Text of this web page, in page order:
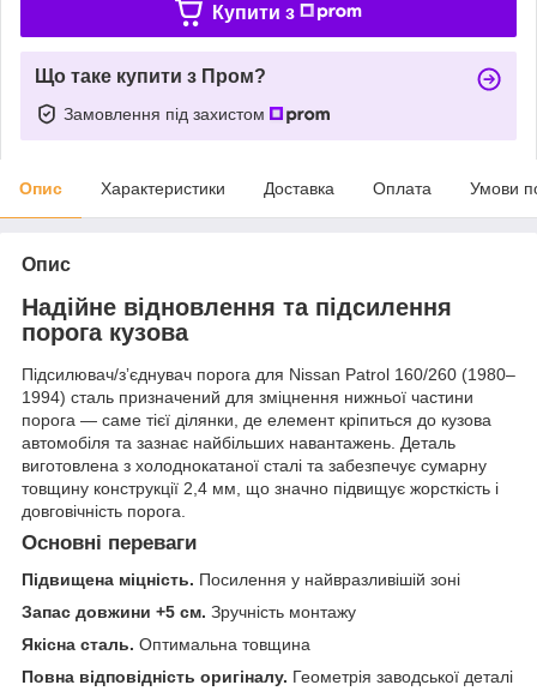
Купити з
Що таке купити з Пром?
Замовлення під захистом
Опис Характеристики Доставка Оплата Умови
Опис
Надійне відновлення та підсилення
порога кузова
Підсилювач/зʼєднувач порога для Nissan Patrol 160/260 (1980–
1994) сталь призначений для зміцнення нижньої частини
порога — саме тієї ділянки, де елемент кріпиться до кузова
автомобіля та зазнає найбільших навантажень. Деталь
виготовлена з холоднокатаної сталі та забезпечує сумарну
товщину конструкції 2,4 мм, що значно підвищує жорсткість і
довговічність порога.
Основні переваги
Підвищена міцність. Посилення у найвразливішій зоні
Запас довжини +5 см. Зручність монтажу
Якісна сталь. Оптимальна товщина
Повна відповідність оригіналу. Геометрія заводської деталі